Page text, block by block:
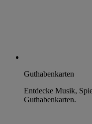
Guthabenkarten
Entdecke Musik,
Guthabenkarten.